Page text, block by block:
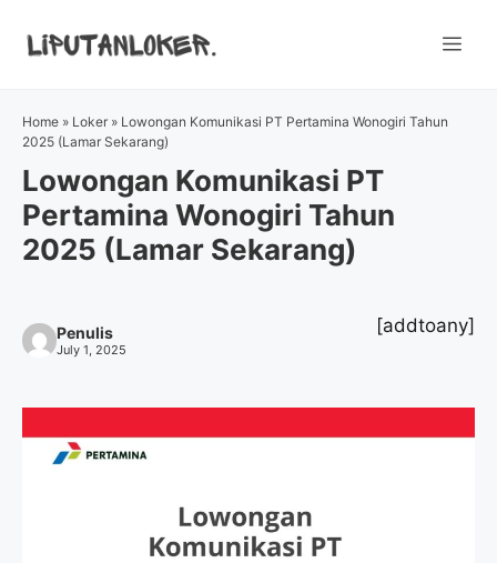
Home » Loker » Lowongan Komunikasi PT Pertamina Wonogiri Tahun
2025 (Lamar Sekarang)
Lowongan Komunikasi PT
Pertamina Wonogiri Tahun
2025 (Lamar Sekarang)
Penulis
July 1, 2025
[addtoany]